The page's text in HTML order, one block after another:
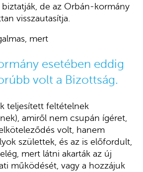
biztatják, de az Orbán-kormány
visszautasítja.
mert
esetében eddig
volt a Bizottság.
teljesített feltételnek
amiről nem csupán ígéret,
volt, hanem
születtek, és az is előfordult,
mert látni akarták az új
működését, vagy a hozzájuk